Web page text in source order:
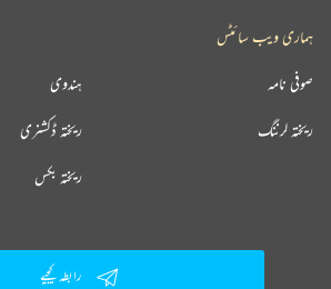
ہماری ویب سائٹس
ہندوی صوفی نامہ
ریختہ ڈکشنری ریختہ لرننگ
ریختہ بکس
رابطہ کیجیے